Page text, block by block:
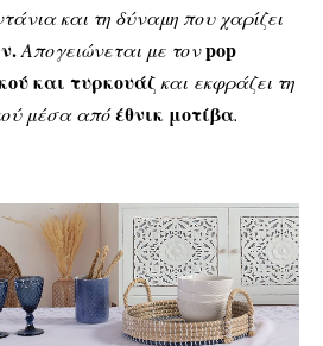
και τη δύναμη που χαρίζει
Απογειώνεται με τονpop
και τυρκουάζ και εκφράζει τη
μέσα απόέθνικ μοτίβα.